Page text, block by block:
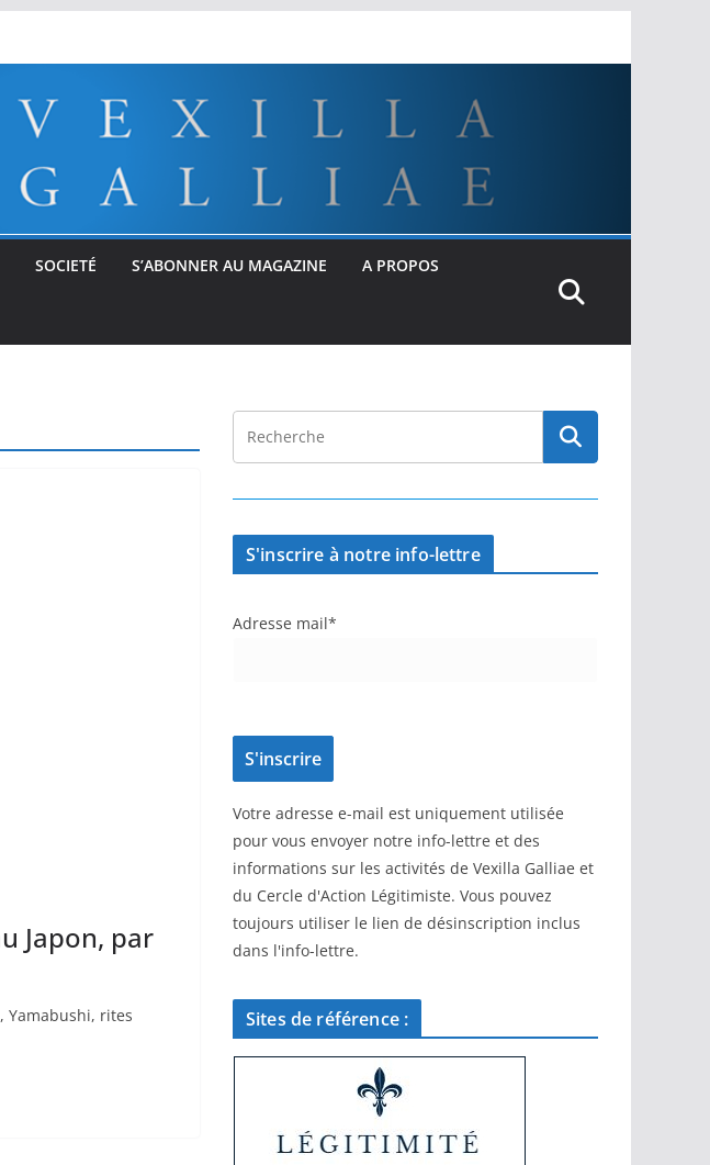
SOCIETÉ S’ABONNER AU MAGAZINE A PROPOS
Japon, par
Yamabushi, rites
S'inscrire à notre info-lettre
Adresse mail*
Votre adresse e-mail est uniquement utilisée
pour vous envoyer notre info-lettre et des
informations sur les activités de Vexilla Galliae et
du Cercle d'Action Légitimiste. Vous pouvez
toujours utiliser le lien de désinscription inclus
dans l'info-lettre.
Sites de référence :